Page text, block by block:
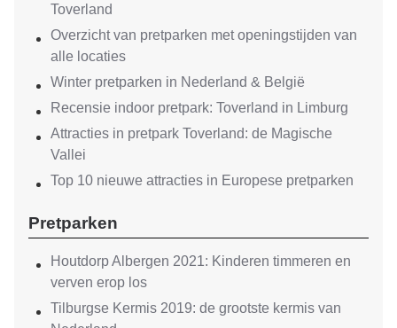
Toverland
Overzicht van pretparken met openingstijden van
alle locaties
Winter pretparken in Nederland & België
Recensie indoor pretpark: Toverland in Limburg
Attracties in pretpark Toverland: de Magische
Vallei
Top 10 nieuwe attracties in Europese pretparken
Pretparken
Houtdorp Albergen 2021: Kinderen timmeren en
verven erop los
Tilburgse Kermis 2019: de grootste kermis van